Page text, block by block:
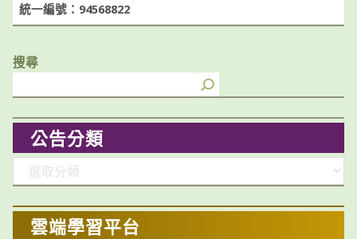
統一編號：94568822
搜尋
公告分類
類
雲端學習平台